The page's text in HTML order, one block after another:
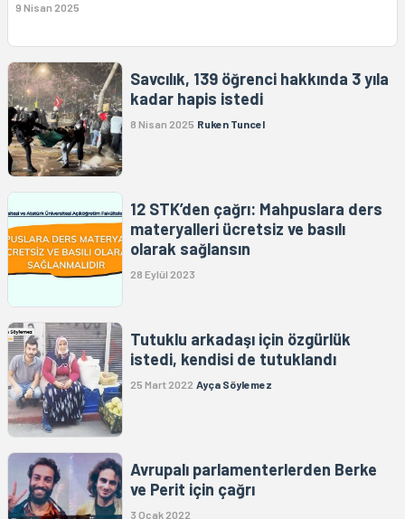
9 Nisan 2025
Savcılık, 139 öğrenci hakkında 3 yıla
kadar hapis istedi
8 Nisan 2025 Ruken Tuncel
12 STK’den çağrı: Mahpuslara ders
materyalleri ücretsiz ve basılı
olarak sağlansın
28 Eylül 2023
Tutuklu arkadaşı için özgürlük
istedi, kendisi de tutuklandı
25 Mart 2022 Ayça Söylemez
Avrupalı parlamenterlerden Berke
ve Perit için çağrı
3 Ocak 2022